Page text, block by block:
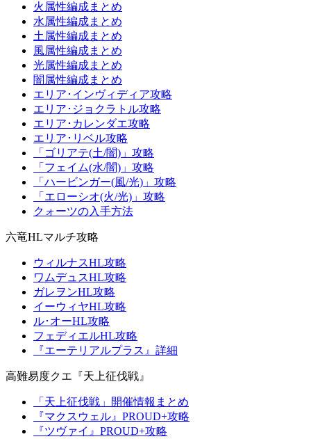
火属性編成まとめ
水属性編成まとめ
土属性編成まとめ
風属性編成まとめ
光属性編成まとめ
闇属性編成まとめ
エリア･インヴィディア攻略
エリア･ジョクラトル攻略
エリア･カレンダエ攻略
エリア･リベル攻略
「ゴリアテ(土/闇)」攻略
「フェイム(水/闇)」攻略
「ハービンガー(風/光)」攻略
「エローシオ(火/光)」攻略
クォーツの入手方法
六竜HLマルチ攻略
ウィルナスHL攻略
ワムデュスHL攻略
ガレヲンHL攻略
イーウィヤHL攻略
ル･オーHL攻略
フェディエルHL攻略
『エーテリアルプラス』詳細
高難易度クエ『天上征伐戦』
「天上征伐戦」開催情報まとめ
『マクスウェル』PROUD+攻略
『ツヴァイ』PROUD+攻略